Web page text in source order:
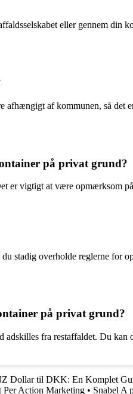
eller gennem din
af kommunen, så det
på privat grund?
er vigtigt at være opmærksom
stadig overholde reglerne for
på privat grund?
fra restaffaldet. Du kan
Dollar til DKK: En Komplet
Per Action Marketing • Snabel A